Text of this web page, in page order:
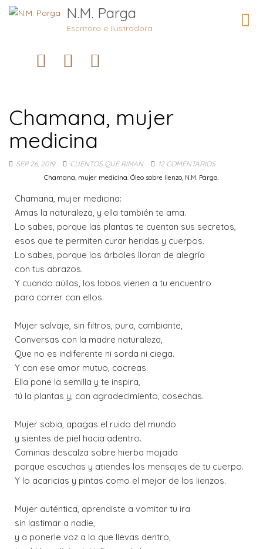
N.M. Parga
Escritora e Ilustradora
Chamana, mujer
medicina
SEP 26, 2019 CUENTOS QUE RIMAN 12 COMENTARIOS
Chamana, mujer medicina. Óleo sobre lienzo, N.M. Parga.
Chamana, mujer medicina:
Amas la naturaleza, y ella también te ama.
Lo sabes, porque las plantas te cuentan sus secretos,
esos que te permiten curar heridas y cuerpos.
Lo sabes, porque los árboles lloran de alegría
con tus abrazos.
Y cuando aúllas, los lobos vienen a tu encuentro
para correr con ellos.
Mujer salvaje, sin filtros, pura, cambiante,
Conversas con la madre naturaleza,
Que no es indiferente ni sorda ni ciega.
Y con ese amor mutuo, cocreas.
Ella pone la semilla y te inspira,
tú la plantas y, con agradecimiento, cosechas.
Mujer sabia, apagas el ruido del mundo
y sientes de piel hacia adentro.
Caminas descalza sobre hierba mojada
porque escuchas y atiendes los mensajes de tu cuerpo.
Y lo acaricias y pintas como el mejor de los lienzos.
Mujer auténtica, aprendiste a vomitar tu ira
sin lastimar a nadie,
y a ponerle voz a lo que llevas dentro,